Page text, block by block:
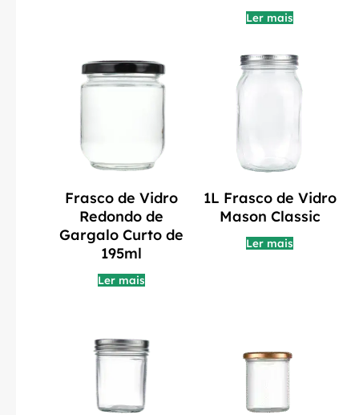
Ler mais
Frasco de Vidro
Redondo de
Gargalo Curto de
195ml
Ler mais
1L Frasco de Vidro
Mason Classic
Ler mais